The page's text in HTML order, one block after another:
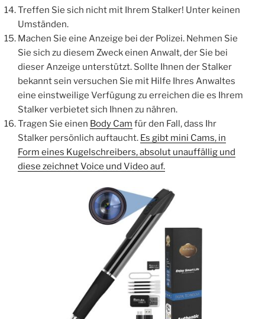
Treffen Sie sich nicht mit Ihrem Stalker! Unter keinen
Umständen.
Machen Sie eine Anzeige bei der Polizei. Nehmen Sie
Sie sich zu diesem Zweck einen Anwalt, der Sie bei
dieser Anzeige unterstützt. Sollte Ihnen der Stalker
bekannt sein versuchen Sie mit Hilfe Ihres Anwaltes
eine einstweilige Verfügung zu erreichen die es Ihrem
Stalker verbietet sich Ihnen zu nähren.
Tragen Sie einen Body Cam für den Fall, dass Ihr
Stalker persönlich auftaucht. Es gibt mini Cams, in
Form eines Kugelschreibers, absolut unauffällig und
diese zeichnet Voice und Video auf.